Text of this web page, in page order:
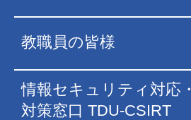
教職員の皆様
情報セキュリティ対応・
対策窓口 TDU-CSIRT